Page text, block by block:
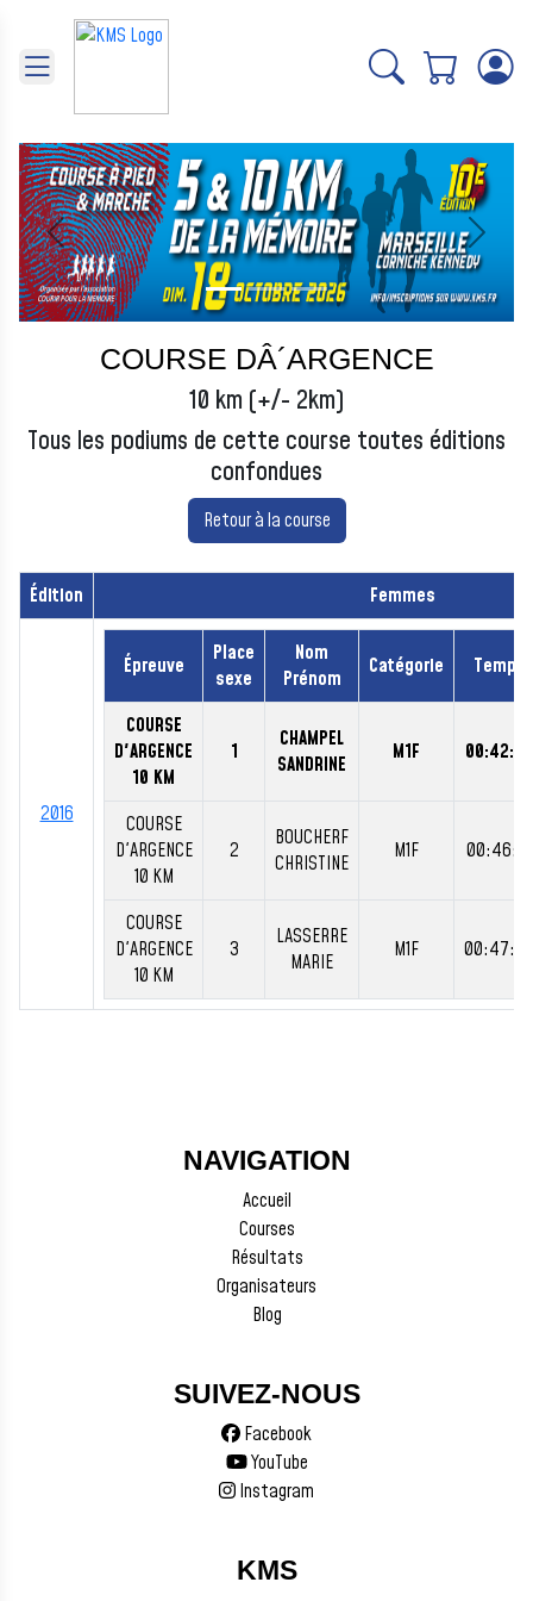
Précédent Suivant
COURSE DÂ´ARGENCE
10 km (+/- 2km)
Tous les podiums de cette course toutes éditions
confondues
Retour à la course
Édition Femmes
2016
Épreuve
Place
sexe
Nom
Prénom
Catégorie Temps
COURSE
D'ARGENCE
10 KM
1
CHAMPEL
SANDRINE
M1F 00:42:29
COURSE
D'ARGENCE
10 KM
2
BOUCHERF
CHRISTINE
M1F 00:46:13
COURSE
D'ARGENCE
10 KM
3
LASSERRE
MARIE
M1F 00:47:26
NAVIGATION
Accueil
Courses
Résultats
Organisateurs
Blog
SUIVEZ-NOUS
Facebook
YouTube
Instagram
KMS
Panneau de gestion des cookies